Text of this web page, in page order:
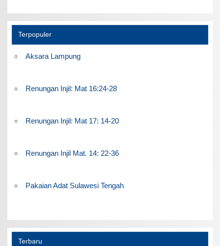
Terpopuler
Aksara Lampung
Renungan Injil: Mat 16:24-28
Renungan Injil: Mat 17: 14-20
Renungan Injil Mat. 14: 22-36
Pakaian Adat Sulawesi Tengah
Terbaru